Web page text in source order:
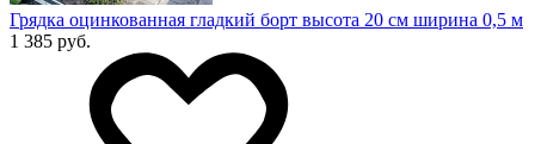
Грядка оцинкованная гладкий борт высота 20 см ширина 0,5 м
1 385 руб.